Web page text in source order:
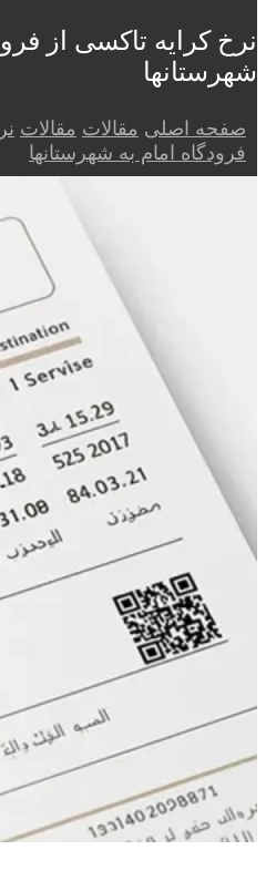
نرخ کرایه تاکسی از
شهرستانها
صفحه اصلی مقالات مقالات
فرودگاه امام به شهرستانها